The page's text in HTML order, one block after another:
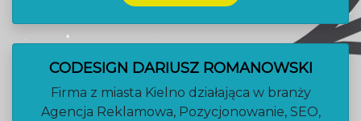
CODESIGN DARIUSZ ROMANOWSKI
Firma z miasta Kielno działająca w branży
Agencja Reklamowa, Pozycjonowanie, SEO,